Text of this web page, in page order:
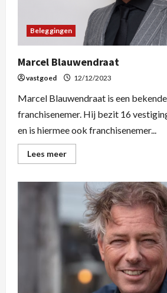
Beleggingen
Marcel Blauwendraat
vastgoed 12/12/2023
Marcel Blauwendraat is een
franchisenemer. Hij bezit 16
en is hiermee ook franchisenemer...
Lees meer